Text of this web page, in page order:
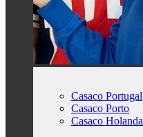
Casaco Portugal
Casaco Porto
Casaco Holanda